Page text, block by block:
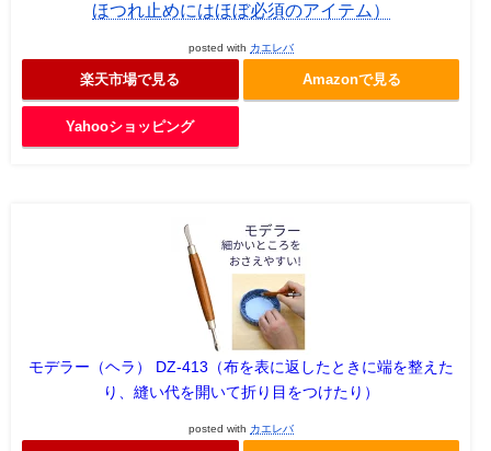
ほつれ止めにはほぼ必須のアイテム）
posted with カエレバ
楽天市場で見る Amazonで見る
Yahooショッピング
モデラー（ヘラ） DZ-413（布を表に返したときに端を整えた
り、縫い代を開いて折り目をつけたり）
posted with カエレバ